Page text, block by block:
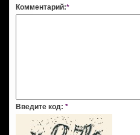
Комментарий:*
Введите код: *